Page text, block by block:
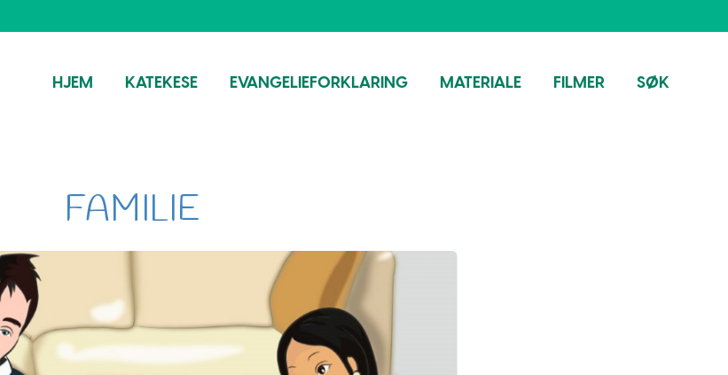
HJEM KATEKESE EVANGELIEFORKLARING MATERIALE FILMER SØK
FAMILIE